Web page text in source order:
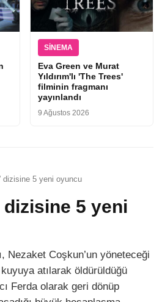
SINEMA
Eva Green ve Murat
Yıldırım'lı 'The Trees'
filminin fragmanı
yayınlandı
9 Ağustos 2026
dizisine 5 yeni oyuncu
5 yeni
Nezaket Coşkun’un yöneteceği
atılarak öldürüldüğü
Ferda olarak geri dönüp